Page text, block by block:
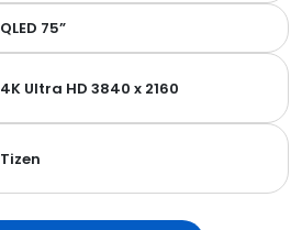
QLED 75”
4K Ultra HD 3840 x 2160
Tizen